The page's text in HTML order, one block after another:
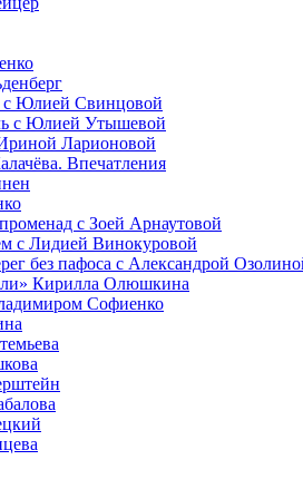
с Юлией Свинцовой
с Юлией Утышевой
Ларионовой
Впечатления
с Зоей Арнаутовой
с Лидией Винокуровой
без пафоса с Александрой
Кирилла Олюшкина
Софиенко